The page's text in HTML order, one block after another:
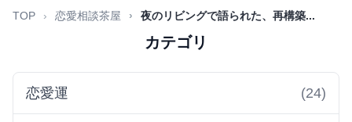
TOP 恋愛相談茶屋 夜のリビングで語られた、再構築...
カテゴリ
恋愛運 (24)